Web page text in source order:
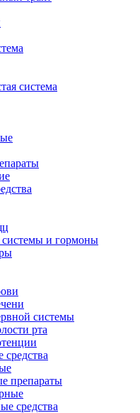
система
и гормоны
системы
рта
препараты
средства